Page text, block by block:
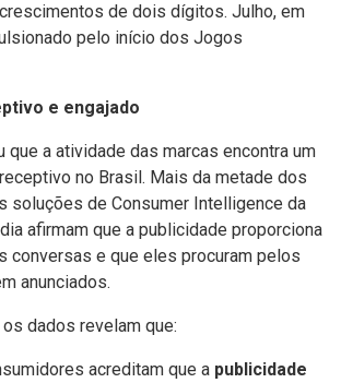
de dois dígitos. Julho, em
pelo início dos Jogos
e engajado
que a atividade das marcas encontra um
no Brasil. Mais da metade dos
soluções de Consumer Intelligence da
afirmam que a publicidade proporciona
conversas e que eles procuram pelos
anunciados.
dados revelam que:
acreditam que a publicidade